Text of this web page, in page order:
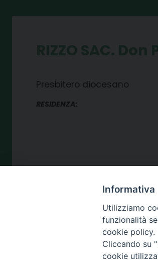
Presbitero diocesano
RESIDENZA:
Informativa
Utilizziamo
funzionalità
cookie policy.
Cliccando su
cookie